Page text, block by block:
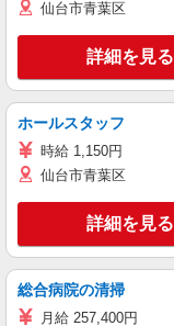
仙台市青葉区
詳細を見る
ホールスタッフ
時給 1,150円
仙台市青葉区
詳細を見る
総合病院の清掃
月給 257,400円